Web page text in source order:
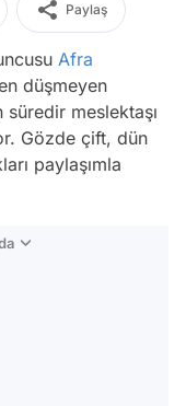
Paylaş
Afra
düşmeyen
meslektaşı
Gözde çift, dün
paylaşımla